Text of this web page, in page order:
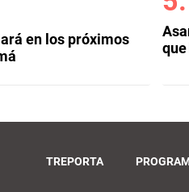
en los próximos
TREPORTA